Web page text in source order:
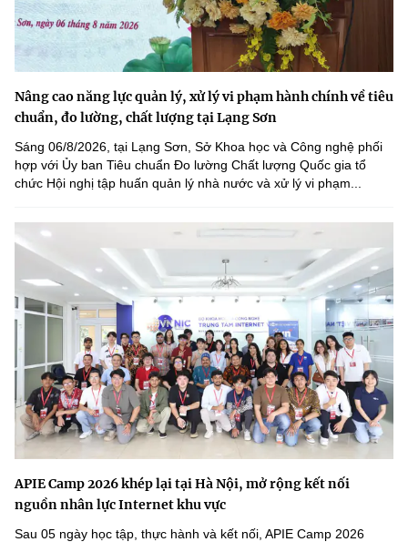
Nâng cao năng lực quản lý, xử lý vi phạm hành chính về tiêu
chuẩn, đo lường, chất lượng tại Lạng Sơn
Sáng 06/8/2026, tại Lạng Sơn, Sở Khoa học và Công nghệ phối
hợp với Ủy ban Tiêu chuẩn Đo lường Chất lượng Quốc gia tổ
chức Hội nghị tập huấn quản lý nhà nước và xử lý vi phạm...
APIE Camp 2026 khép lại tại Hà Nội, mở rộng kết nối
nguồn nhân lực Internet khu vực
Sau 05 ngày học tập, thực hành và kết nối, APIE Camp 2026